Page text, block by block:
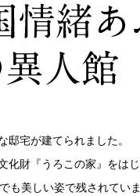
宅が建てられました。
財『うろこの家』をはじ
も美しい姿で残されていま